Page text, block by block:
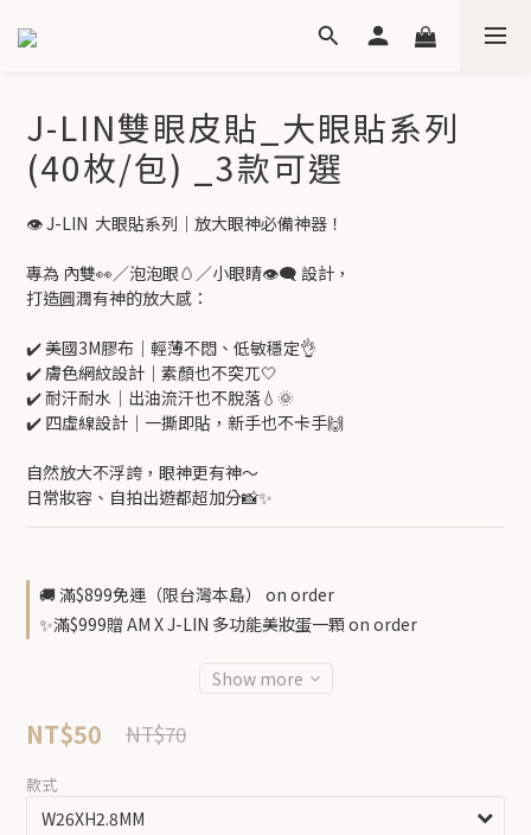
J-LIN雙眼皮貼_大眼貼系列
(40枚/包) _3款可選
👁️ J-LIN  大眼貼系列｜放大眼神必備神器！
專為 內雙👀／泡泡眼🥚／小眼睛👁️‍🗨️ 設計，
打造圓潤有神的放大感：
✔️ 美國3M膠布｜輕薄不悶、低敏穩定👌
✔️ 膚色網紋設計｜素顏也不突兀🤍
✔️ 耐汗耐水｜出油流汗也不脫落💧🌞
✔️ 四虛線設計｜一撕即貼，新手也不卡手🙌
自然放大不浮誇，眼神更有神～
日常妝容、自拍出遊都超加分📸✨
🚚 滿$899免運（限台灣本島） on order
✨滿$999贈 AM X J-LIN 多功能美妝蛋一顆 on order
Show more
NT$50 NT$70
款式